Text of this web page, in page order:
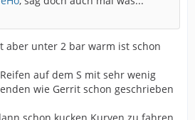
aber unter 2 bar warm ist schon
auf dem S mit sehr wenig
wie Gerrit schon geschrieben